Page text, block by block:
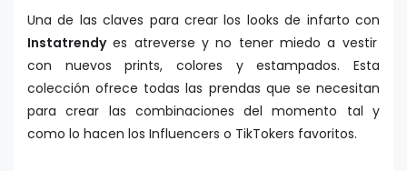
Una de las claves para crear los looks de infarto con
Instatrendyes atreverse y no tener miedo a vestir
con nuevos prints, colores y estampados. Esta
colección ofrece todas las prendas que se necesitan
para crear las combinaciones del momento tal y
como lo hacen los Influencers o TikTokers favoritos.